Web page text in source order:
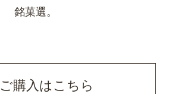
銘菓選。
ご購入はこちら